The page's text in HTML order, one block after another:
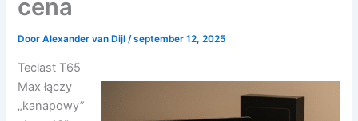
cena
DoorAlexander van Dijl/september 12, 2025
Teclast T65
Max łączy
„kanapowy”